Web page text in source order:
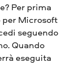
Per prima
per Microsoft
seguendo
Quando
eseguita